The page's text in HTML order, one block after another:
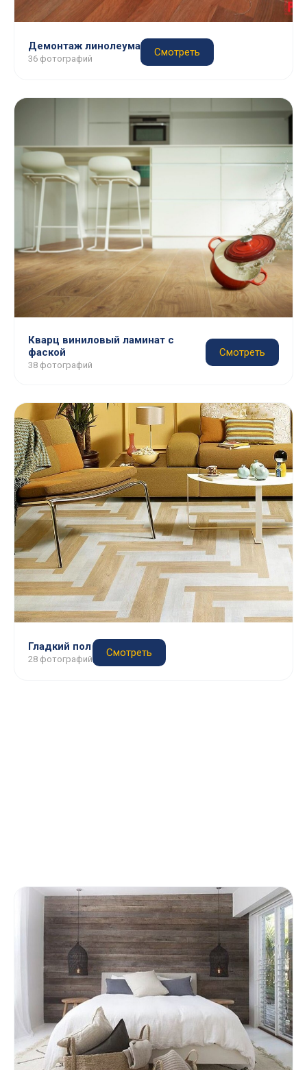
Демонтаж линолеума
36 фотографий
Смотреть
Кварц виниловый ламинат с
фаской
38 фотографий
Смотреть
Гладкий пол
28 фотографий
Смотреть